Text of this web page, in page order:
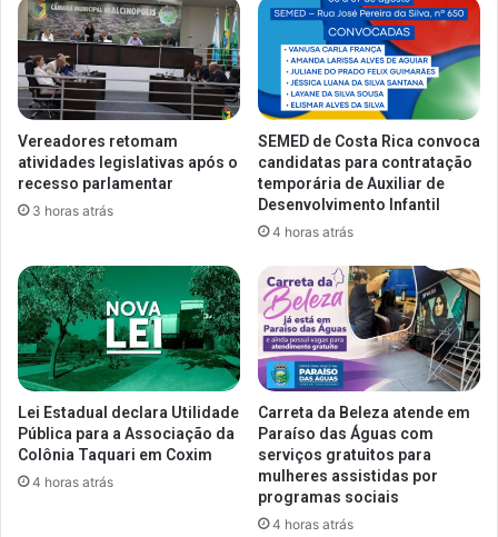
Vereadores retomam
atividades legislativas após o
recesso parlamentar
3 horas atrás
SEMED de Costa Rica convoca
candidatas para contratação
temporária de Auxiliar de
Desenvolvimento Infantil
4 horas atrás
Lei Estadual declara Utilidade
Pública para a Associação da
Colônia Taquari em Coxim
4 horas atrás
Carreta da Beleza atende em
Paraíso das Águas com
serviços gratuitos para
mulheres assistidas por
programas sociais
4 horas atrás